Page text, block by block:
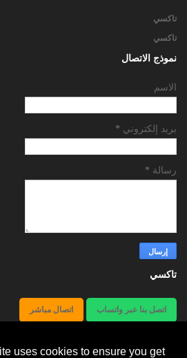
uses cookies to ensure you get
تاكسي
تاكسي
نموذج الاتصال
الاسم
بريد إلكتروني *
رسالة *
تاكسي
اتصل بنا عبر واتساب اتصال مباشر